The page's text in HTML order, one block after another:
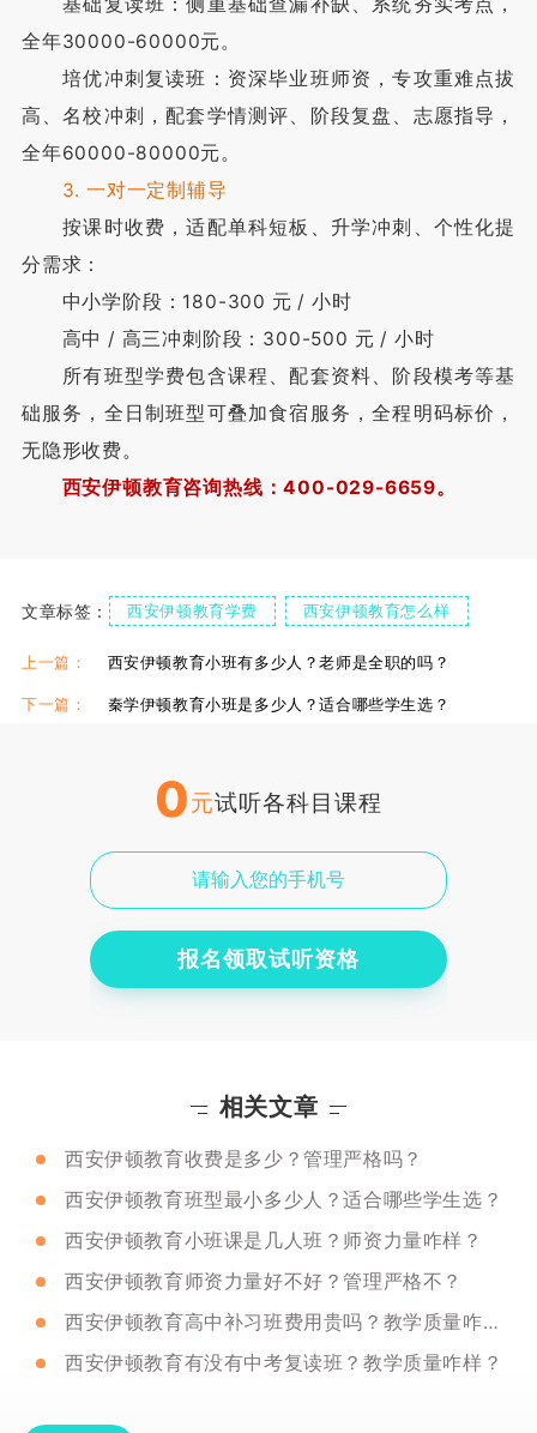
全年30000-60000元。
培优冲刺复读班：资深毕业班师资，专攻重难点拔
高、名校冲刺，配套学情测评、阶段复盘、志愿指导，
全年60000-80000元。
3. 一对一定制辅导
按课时收费，适配单科短板、升学冲刺、个性化提
分需求：
中小学阶段：180-300 元 / 小时
高中 / 高三冲刺阶段：300-500 元 / 小时
所有班型学费包含课程、配套资料、阶段模考等基
础服务，全日制班型可叠加食宿服务，全程明码标价，
无隐形收费。
西安伊顿教育咨询热线：400-029-6659。
文章标签： 西安伊顿教育学费 西安伊顿教育怎么样
西安伊顿教育好吗
上一篇： 西安伊顿教育小班有多少人？老师是全职的吗？
下一篇： 秦学伊顿教育小班是多少人？适合哪些学生选？
0元试听各科目课程
报名领取试听资格
相关文章
西安伊顿教育收费是多少？管理严格吗？
西安伊顿教育班型最小多少人？适合哪些学生选？
西安伊顿教育小班课是几人班？师资力量咋样？
西安伊顿教育师资力量好不好？管理严格不？
西安伊顿教育高中补习班费用贵吗？教学质量咋样？
西安伊顿教育有没有中考复读班？教学质量咋样？